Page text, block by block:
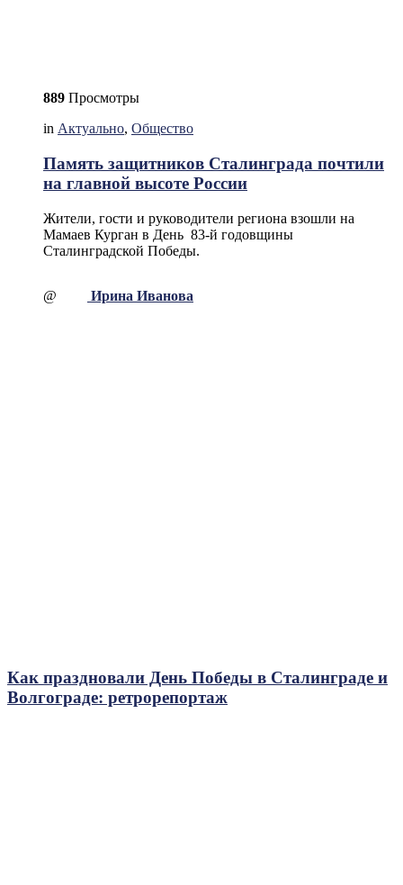
889 Просмотры
in Актуально, Общество
Память защитников Сталинграда почтили
на главной высоте России
Жители, гости и руководители региона взошли на
Мамаев Курган в День 83-й годовщины
Сталинградской Победы.
@ Ирина Иванова
Как праздновали День Победы в Сталинграде и
Волгограде: ретрорепортаж